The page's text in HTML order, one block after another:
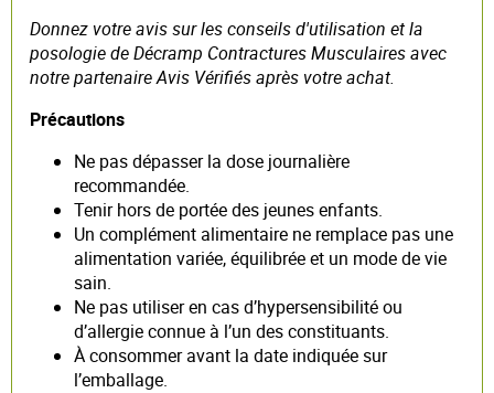
Donnez votre avis sur les conseils d'utilisation et la
posologie de Décramp Contractures Musculaires avec
notre partenaire Avis Vérifiés après votre achat.
Précautions
Ne pas dépasser la dose journalière
recommandée.
Tenir hors de portée des jeunes enfants.
Un complément alimentaire ne remplace pas une
alimentation variée, équilibrée et un mode de vie
sain.
Ne pas utiliser en cas d’hypersensibilité ou
d’allergie connue à l’un des constituants.
À consommer avant la date indiquée sur
l’emballage.